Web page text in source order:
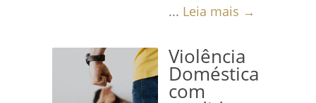
... Leia mais →
Violência
Doméstica
com